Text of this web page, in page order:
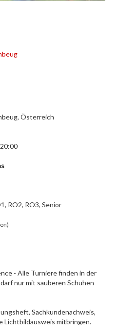
Österreich
RO2, RO3, Senior
- Alle Turniere finden in der
nur mit sauberen Schuhen
Sachkundenachweis,
Lichtbildausweis mitbringen.